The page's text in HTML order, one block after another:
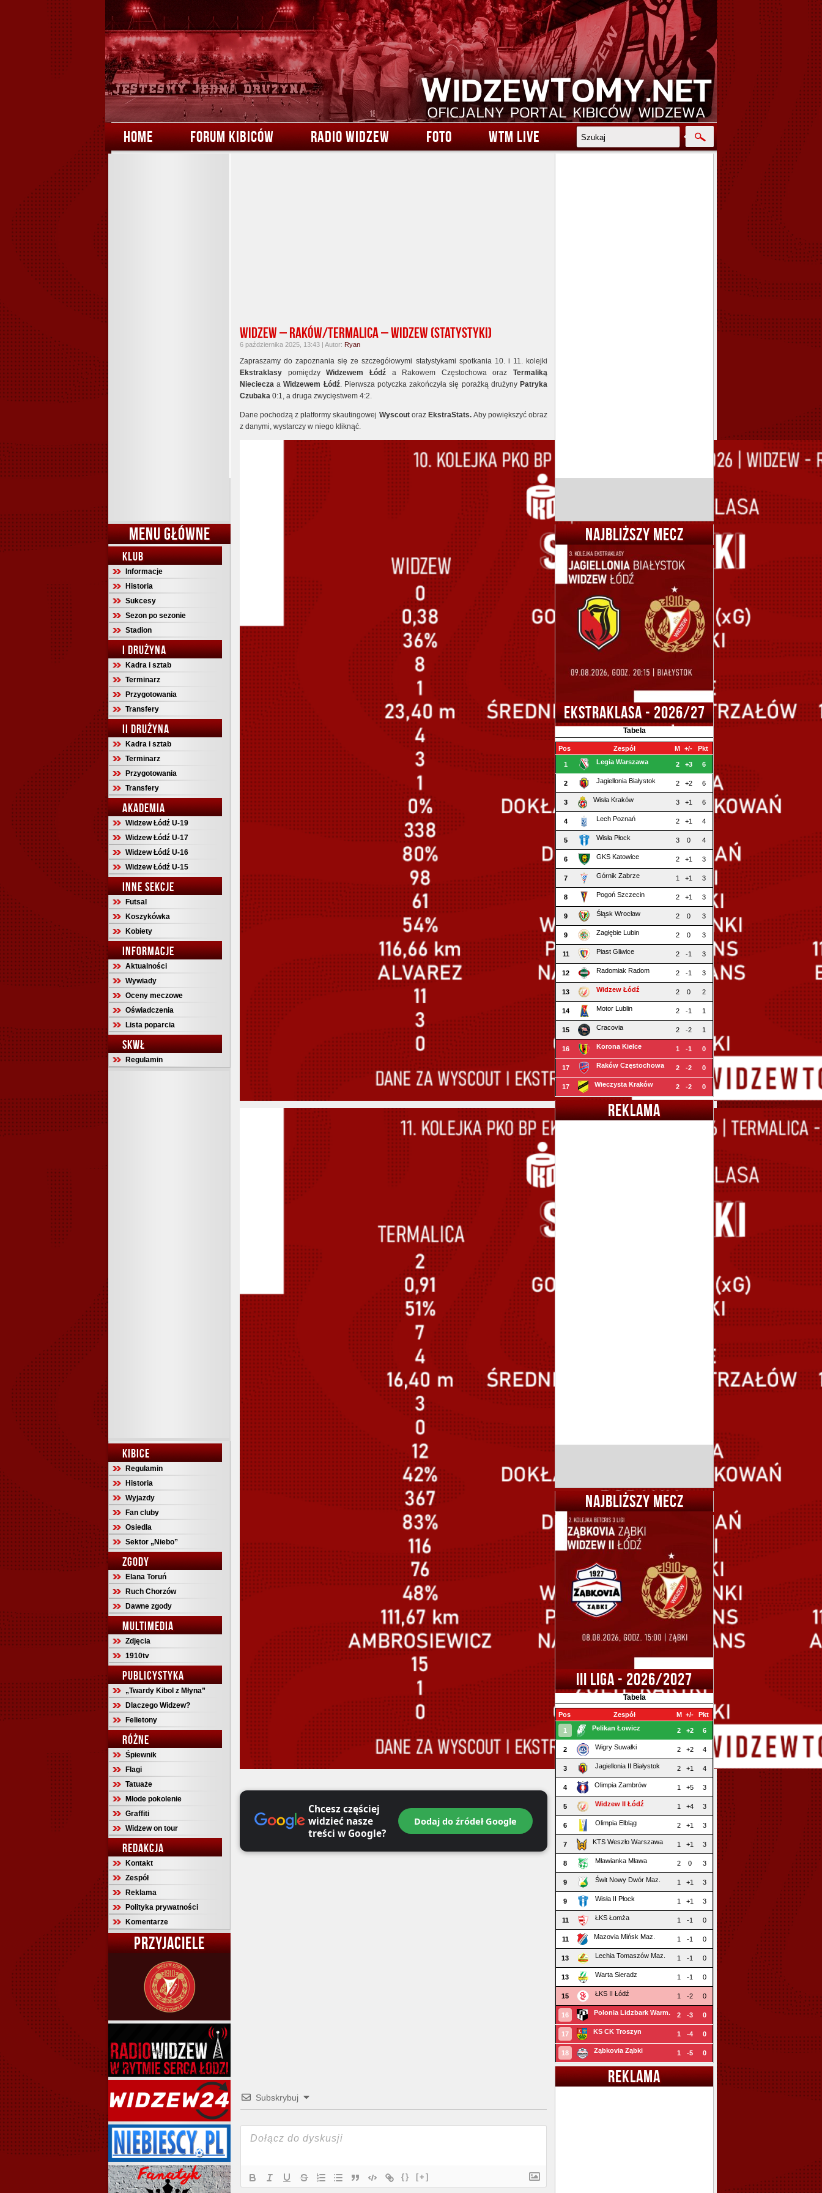
HOME FORUM KIBICÓW RADIO WIDZEW FOTO WTM LIVE
MENU GŁÓWNE
KLUB
Informacje
Historia
Sukcesy
Sezon po sezonie
Stadion
I DRUŻYNA
Kadra i sztab
Terminarz
Przygotowania
Transfery
II DRUŻYNA
Kadra i sztab
Terminarz
Przygotowania
Transfery
AKADEMIA
Widzew Łódź U-19
Widzew Łódź U-17
Widzew Łódź U-16
Widzew Łódź U-15
INNE SEKCJE
Futsal
Koszykówka
Kobiety
INFORMACJE
Aktualności
Wywiady
Oceny meczowe
Oświadczenia
Lista poparcia
SKWŁ
Regulamin
KIBICE
Regulamin
Historia
Wyjazdy
Fan cluby
Osiedla
Sektor „Niebo”
ZGODY
Elana Toruń
Ruch Chorzów
Dawne zgody
MULTIMEDIA
Zdjęcia
1910tv
PUBLICYSTYKA
„Twardy Kibol z Młyna”
Dlaczego Widzew?
Felietony
RÓŻNE
Śpiewnik
Flagi
Tatuaże
Młode pokolenie
Graffiti
Widzew on tour
REDAKCJA
Kontakt
Zespół
Reklama
Polityka prywatności
Komentarze
PRZYJACIELE
Widzew – Raków/Termalica – Widzew (statystyki)
6 października 2025, 13:43 | Autor: Ryan
Zapraszamy do zapoznania się ze szczegółowymi statystykami spotkania 10. i 11. kolejki
Ekstraklasy pomiędzyWidzewem Łódźa Rakowem Częstochowa oraz Termaliką
NiecieczaaWidzewem Łódź. Pierwsza potyczka zakończyła się porażką drużyny Patryka
Czubaka 0:1, a druga zwycięstwem 4:2.
Dane pochodzą z platformy skautingowej Wyscout oraz EkstraStats. Aby powiększyć obraz
z danymi, wystarczy w niego kliknąć.
Chcesz częściej
widzieć nasze
treści w Google?
Dodaj do źródeł Google
Subskrybuj
{} [+]
NAJBLIŻSZY MECZ
EKSTRAKLASA - 2026/27
Tabela
Pos Zespół M +/- Pkt
1 Legia Warszawa 2 +3 6
2 Jagiellonia Białystok 2 +2 6
3 Wisła Kraków 3 +1 6
4 Lech Poznań 2 +1 4
5 Wisła Płock 3 0 4
6 GKS Katowice 2 +1 3
7 Górnik Zabrze 1 +1 3
8 Pogoń Szczecin 2 +1 3
9 Śląsk Wrocław 2 0 3
9 Zagłębie Lubin 2 0 3
11 Piast Gliwice 2 -1 3
12 Radomiak Radom 2 -1 3
13 Widzew Łódź 2 0 2
14 Motor Lublin 2 -1 1
15 Cracovia 2 -2 1
16 Korona Kielce 1 -1 0
17 Raków Częstochowa 2 -2 0
17 Wieczysta Kraków 2 -2 0
REKLAMA
NAJBLIŻSZY MECZ
III LIGA - 2026/2027
Tabela
Pos Zespół M +/- Pkt
1 Pelikan Łowicz 2 +2 6
2 Wigry Suwałki 2 +2 4
3 Jagiellonia II Białystok 2 +1 4
4 Olimpia Zambrów 1 +5 3
5 Widzew II Łódź 1 +4 3
6 Olimpia Elbląg 2 +1 3
7 KTS Weszło Warszawa 1 +1 3
8 Mławianka Mława 2 0 3
9 Świt Nowy Dwór Maz. 1 +1 3
9 Wisła II Płock 1 +1 3
11 ŁKS Łomża 1 -1 0
11 Mazovia Mińsk Maz. 1 -1 0
13 Lechia Tomaszów Maz. 1 -1 0
13 Warta Sieradz 1 -1 0
15 ŁKS II Łódź 1 -2 0
16 Polonia Lidzbark Warm. 2 -3 0
17 KS CK Troszyn 1 -4 0
18 Ząbkovia Ząbki 1 -5 0
REKLAMA